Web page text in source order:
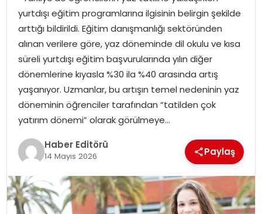
MAGAZIN
SPOR
YAŞAM
yurtdışı eğitim programlarına ilgisinin belirgin şekilde
arttığı bildirildi. Eğitim danışmanlığı sektöründen
alınan verilere göre, yaz döneminde dil okulu ve kısa
süreli yurtdışı eğitim başvurularında yılın diğer
dönemlerine kıyasla %30 ila %40 arasında artış
yaşanıyor. Uzmanlar, bu artışın temel nedeninin yaz
döneminin öğrenciler tarafından “tatilden çok
yatırım dönemi” olarak görülmeye…
Haber Editörü
14 Mayıs 2026 Paylaş